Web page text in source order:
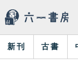
新刊 古書